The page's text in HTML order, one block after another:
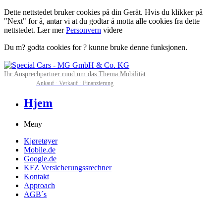
Dette nettstedet bruker cookies på din Gerät. Hvis du klikker på
"Next" for å, antar vi at du godtar å motta alle cookies fra dette
nettstedet. Lær merPersonvern videre
Du m? godta cookies for ? kunne bruke denne funksjonen.
Ihr Ansprechpartner rund um das Thema Mobilität
Ankauf · Verkauf · Finanzierung
Hjem
Meny
Kjøretøyer
Mobile.de
Google.de
KFZ Versicherungssrechner
Kontakt
Approach
AGB´s